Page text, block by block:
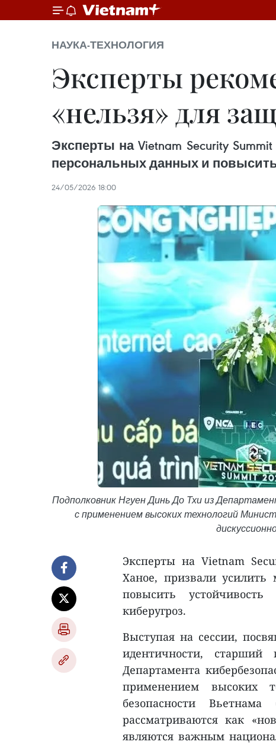
НАУКА-ТЕХНОЛОГИЯ
Эксперты
«нельзя» для
Эксперты на Vietnam Security
персональных данных и
24/05/2026 18:00
Подполковник Нгуен Динь До Тхи из
с применением высоких технологий
Эксперты на Vietnam
Ханое, призвали
повысить
киберугроз.
Выступая на сессии,
идентичности,
Департамента
применением высоких
безопасности
рассматриваются как
являются важным